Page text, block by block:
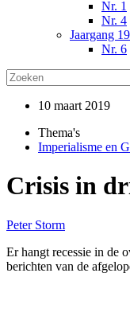
Nr. 1
Nr. 4
Jaargang
Nr. 6
10 maart 2019
Thema's
Imperialisme en
Crisis in
Peter Storm
Er hangt recessie in de
berichten van de